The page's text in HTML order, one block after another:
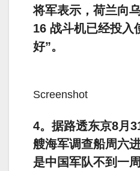
将军表示，荷兰向
16 战斗机已经投入
好”。
Screenshot
4。据路透东京8月
艘海军调查船周六
是中国军队不到一